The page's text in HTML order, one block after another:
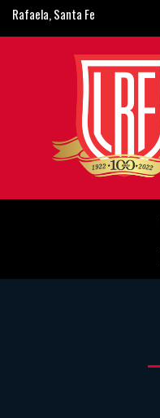
Rafaela, Santa Fe